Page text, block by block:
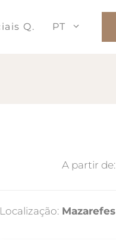
Q. PT
A partir de:
Localização: Mazarefes